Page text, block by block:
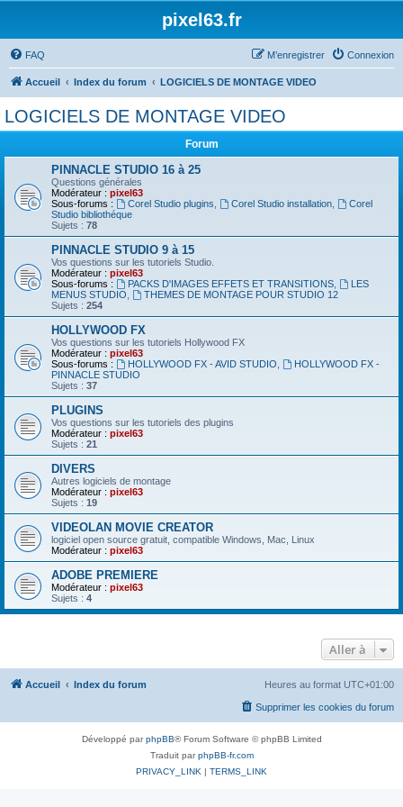
pixel63.fr
FAQ Connexion
M’enregistrer
Accueil Index du forum LOGICIELS DE MONTAGE VIDEO
LOGICIELS DE MONTAGE VIDEO
Forum
PINNACLE STUDIO 16 à 25
Questions générales
Modérateur : pixel63
Sous-forums :
Corel Studio plugins Corel Studio installation,
Corel
Studio bibliothéque
Sujets : 78
PINNACLE STUDIO 9 à 15
Vos questions sur les tutoriels Studio.
Modérateur : pixel63
Sous-forums :
PACKS D'IMAGES EFFETS ET TRANSITIONS,
LES
MENUS STUDIO
THEMES DE MONTAGE POUR STUDIO 12
Sujets : 254
HOLLYWOOD FX
Vos questions sur les tutoriels Hollywood FX
Modérateur : pixel63
Sous-forums :
HOLLYWOOD FX - AVID STUDIO
HOLLYWOOD FX -
PINNACLE STUDIO
Sujets : 37
PLUGINS
Vos questions sur les tutoriels des plugins
Modérateur : pixel63
Sujets : 21
DIVERS
Autres logiciels de montage
Modérateur : pixel63
Sujets : 19
VIDEOLAN MOVIE CREATOR
logiciel open source gratuit, compatible Windows, Mac, Linux
Modérateur : pixel63
ADOBE PREMIERE
Modérateur : pixel63
Sujets : 4
Aller à
Accueil Index du forum Heures au format UTC+01:00
Supprimer les cookies du forum
Développé parphpBB® Forum Software © phpBB Limited
Traduit parphpBB-fr.com
PRIVACY_LINK | TERMS_LINK